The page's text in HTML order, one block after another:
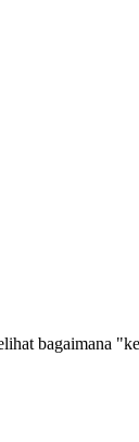
bagaimana